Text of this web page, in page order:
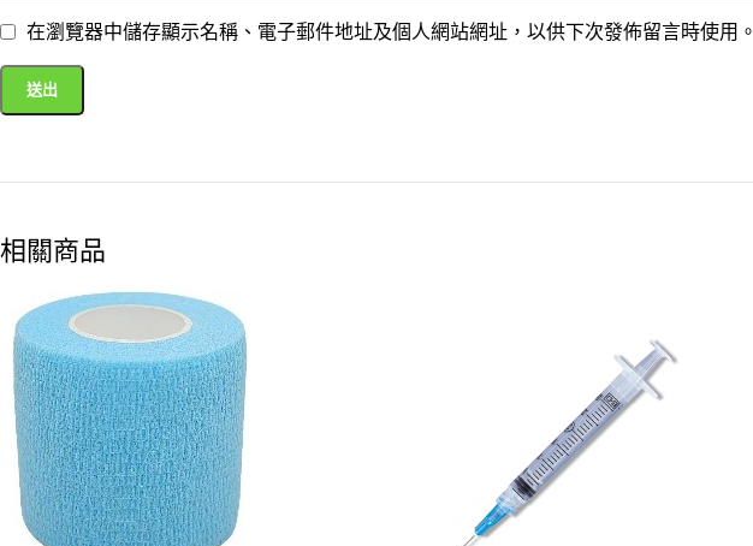
在瀏覽器中儲存顯示名稱、電子郵件地址及個人網站網址，以供下次發佈留言時使用。
相關商品